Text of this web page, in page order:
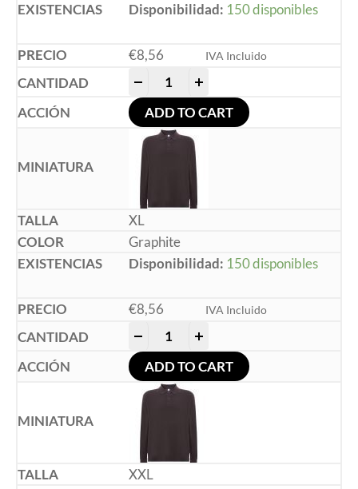
Disponibilidad: 150 disponibles
€8,56 IVA Incluido
ADD TO CART
XL
Graphite
Disponibilidad: 150 disponibles
€8,56 IVA Incluido
ADD TO CART
XXL